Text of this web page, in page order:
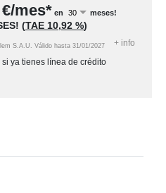
€/mes* en meses!
(TAE 10,92 %)
S.A.U. Válido hasta 31/01/2027 + info
si ya tienes línea de crédito